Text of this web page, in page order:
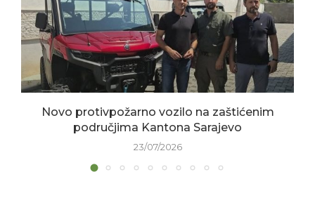
Novo protivpožarno vozilo na zaštićenim
područjima Kantona Sarajevo
23/07/2026